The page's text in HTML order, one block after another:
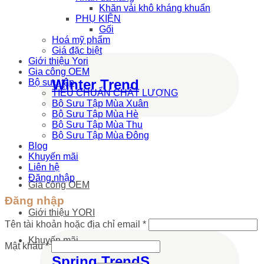
Winter Trend
Gia công OEM
Giới thiệu YORI
Khuyến mãi
Khăn vải khô kháng khuẩn
PHỤ KIỆN
Gối
Hoá mỹ phẩm
Giá đặc biệt
Giới thiệu Yori
Gia công OEM
Bộ sưu tập
TIÊU CHUẨN CHẤT LƯỢNG
Bộ Sưu Tập Mùa Xuân
Bộ Sưu Tập Mùa Hè
Bộ Sưu Tập Mùa Thu
Bộ Sưu Tập Mùa Đông
Blog
Khuyến mãi
Liên hệ
Đăng nhập
Đăng nhập
Tên tài khoản hoặc địa chỉ email *
Mật khẩu*